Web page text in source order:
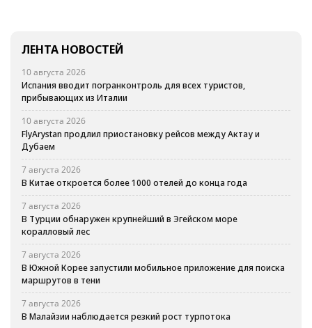
ЛЕНТА НОВОСТЕЙ
10 августа 2026
Испания вводит погранконтроль для всех туристов,
прибывающих из Италии
10 августа 2026
FlyArystan продлил приостановку рейсов между Актау и
Дубаем
7 августа 2026
В Китае откроется более 1000 отелей до конца года
7 августа 2026
В Турции обнаружен крупнейший в Эгейском море
коралловый лес
7 августа 2026
В Южной Корее запустили мобильное приложение для поиска
маршрутов в тени
7 августа 2026
В Малайзии наблюдается резкий рост турпотока